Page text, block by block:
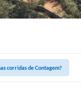
corridas de Contagem?